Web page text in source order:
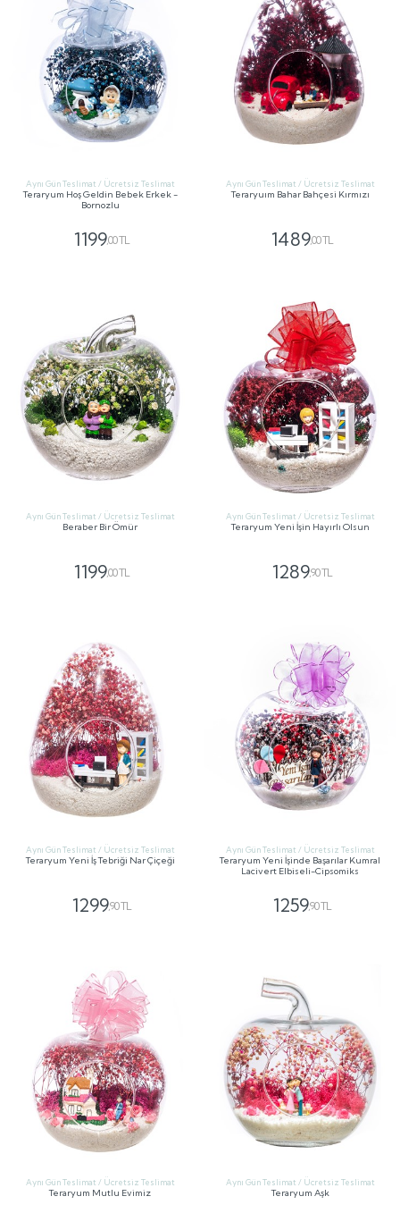
Aynı Gün Teslimat / Ücretsiz Teslimat
Teraryum Hoş Geldin Bebek Erkek -
Bornozlu
1199,00 TL
Aynı Gün Teslimat / Ücretsiz Teslimat
Teraryuım Bahar Bahçesi Kırmızı
1489,00 TL
Aynı Gün Teslimat / Ücretsiz Teslimat
Beraber Bir Ömür
1199,00 TL
Aynı Gün Teslimat / Ücretsiz Teslimat
Teraryum Yeni İşin Hayırlı Olsun
1289,90 TL
Aynı Gün Teslimat / Ücretsiz Teslimat
Teraryum Yeni İş Tebriği Nar Çiçeği
1299,90 TL
Aynı Gün Teslimat / Ücretsiz Teslimat
Teraryum Yeni İşinde Başarılar Kumral
Lacivert Elbiseli-Cipsomiks
1259,90 TL
Aynı Gün Teslimat / Ücretsiz Teslimat
Teraryum Mutlu Evimiz
Aynı Gün Teslimat / Ücretsiz Teslimat
Teraryum Aşk